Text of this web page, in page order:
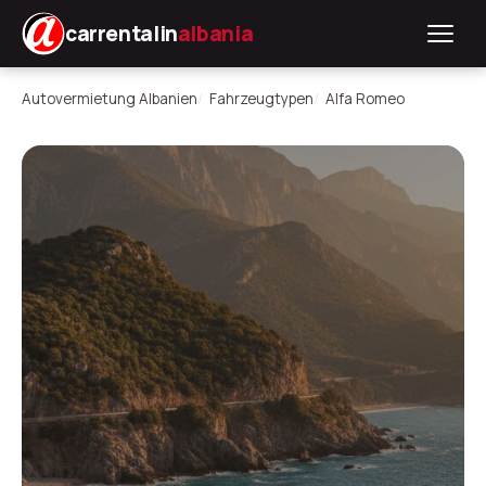
carrentalinalbania
Autovermietung Albanien Fahrzeugtypen Alfa Romeo